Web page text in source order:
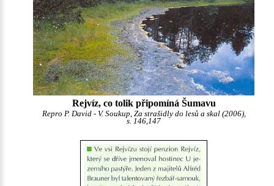
Rejvíz, co tolik připomíná Šumavu
Repro P. David - V. Soukup, Za strašidly do lesů a skal (2006),
s. 146,147